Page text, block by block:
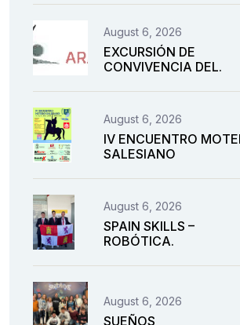
August 6, 2026
EXCURSIÓN DE
CONVIVENCIA DEL.
August 6, 2026
IV ENCUENTRO
SALESIANO
August 6, 2026
SPAIN SKILLS –
ROBÓTICA.
August 6, 2026
SUEÑOS